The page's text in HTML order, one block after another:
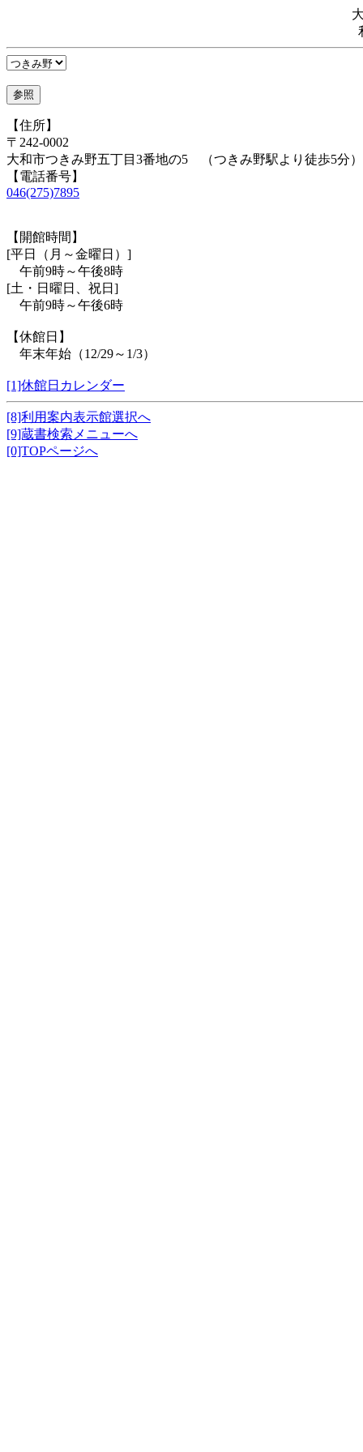
【住所】
〒242-0002
大和市つきみ野五丁目3番地の5 （つきみ野駅より徒歩5分）
【電話番号】
046(275)7895
【開館時間】
[平日（月～金曜日）]
午前9時～午後8時
[土・日曜日、祝日]
午前9時～午後6時
【休館日】
年末年始（12/29～1/3）
[1]休館日カレンダー
[8]利用案内表示館選択へ
[9]蔵書検索メニューへ
[0]TOPページへ